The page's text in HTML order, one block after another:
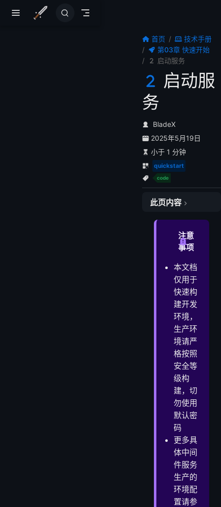
首页
技术手册
第03章 快速开始
启动服务
启动服
务
BladeX
2025年5月19日
小于 1 分钟
quickstart
code
此页内容
一、 中间件运行
注意
事项
本文档
仅用于
快速构
建开发
环境，
生产环
境请严
格按照
安全等
级构
建，切
勿使用
默认密
码
更多具
体中间
件服务
生产的
环境配
置请参